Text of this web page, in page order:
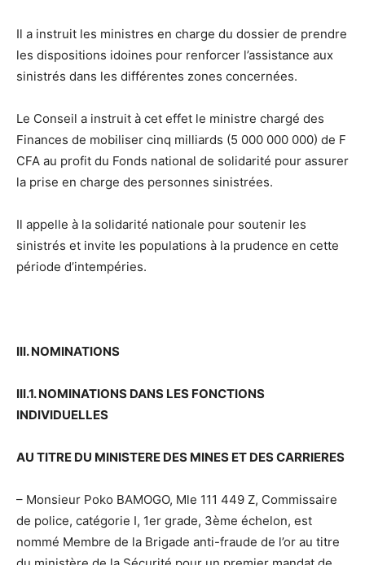
Il a instruit les ministres en charge du dossier de prendre
les dispositions idoines pour renforcer l’assistance aux
sinistrés dans les différentes zones concernées.
Le Conseil a instruit à cet effet le ministre chargé des
Finances de mobiliser cinq milliards (5 000 000 000) de F
CFA au profit du Fonds national de solidarité pour assurer
la prise en charge des personnes sinistrées.
Il appelle à la solidarité nationale pour soutenir les
sinistrés et invite les populations à la prudence en cette
période d’intempéries.
III. NOMINATIONS
III.1. NOMINATIONS DANS LES FONCTIONS
INDIVIDUELLES
AU TITRE DU MINISTERE DES MINES ET DES CARRIERES
– Monsieur Poko BAMOGO, Mle 111 449 Z, Commissaire
de police, catégorie I, 1er grade, 3ème échelon, est
nommé Membre de la Brigade anti-fraude de l’or au titre